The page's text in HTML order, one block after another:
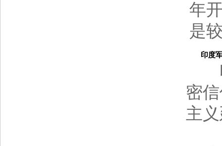
年
是
印度军
印
密
主